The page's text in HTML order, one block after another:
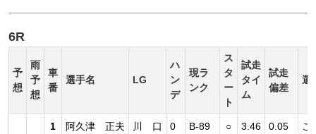
6R
予
想
雨
予
想
車
番
選手名 LG
ハ
ン
デ
現ラ
ンク
ス
タ
ー
ト
試走
タイ
ム
試走
偏差
選
1 阿久津 正夫 川 口 0 B-89 ○ 3.46 0.05 こ